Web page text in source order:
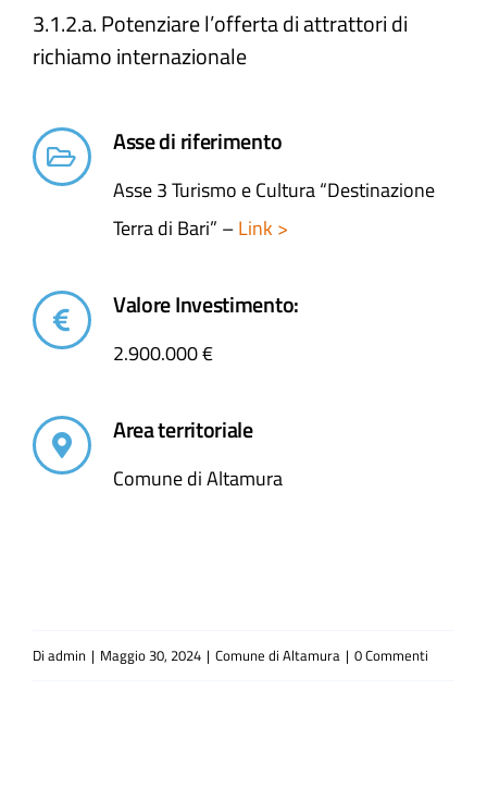
3.1.2.a. Potenziare l’offerta di attrattori di
richiamo internazionale
Asse di riferimento
Asse 3 Turismo e Cultura “Destinazione
Terra di Bari” –Link >
Valore Investimento:
2.900.000 €
Area territoriale
Comune di Altamura
Di admin | Maggio 30, 2024 | Comune di Altamura | 0 Commenti